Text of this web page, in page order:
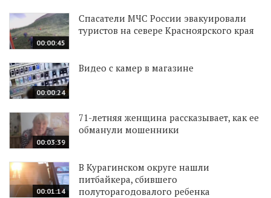
00:00:45
Спасатели МЧС России эвакуировали
туристов на севере Красноярского края
00:00:24
Видео с камер в магазине
00:03:39
71-летняя женщина рассказывает, как ее
обманули мошенники
00:01:14
В Курагинском округе нашли
питбайкера, сбившего
полуторагодовалого ребенка